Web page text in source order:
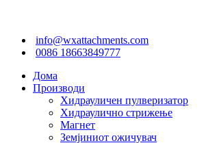
info@wxattachments.com
0086 18663849777
Дома
Производи
Хидрауличен пулверизатор
Хидраулично стрижење
Магнет
Земјиниот ожичувач